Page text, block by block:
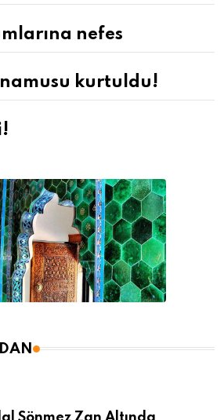
nefes
kurtuldu!